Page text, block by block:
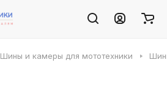
Шины и камеры для мототехники